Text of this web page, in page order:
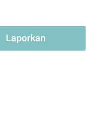
Laporkan